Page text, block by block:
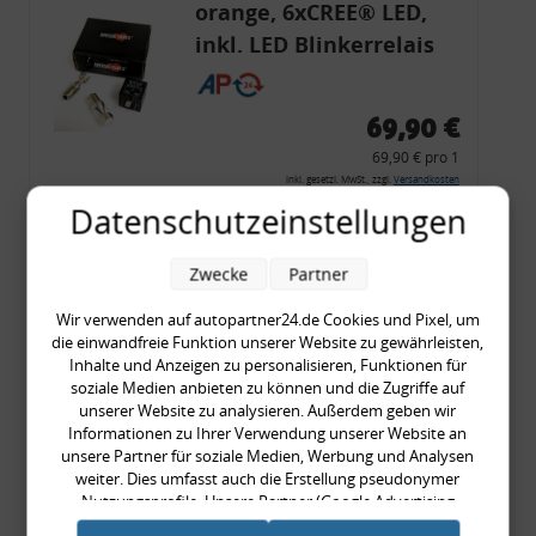
orange, 6xCREE® LED,
inkl. LED Blinkerrelais
CF 14
69,90 €
69,90 € pro 1
inkl. gesetzl. MwSt., zzgl. Versandkosten
Merkzettel
Zum Artikel
Rückleuchtenband mit
Blinker, rot, US-Ecken,
Audi 80 Cabrio, Typ 89,
OE-Nr.: 8G0945225 +
8G0945225C
999,99 €
Datenschutzeinstellungen
Wir verwenden auf autopartner24.de Cookies und Pixel, um
die einwandfreie Funktion unserer Website zu gewährleisten,
Inhalte und Anzeigen zu personalisieren, Funktionen für
soziale Medien anbieten zu können und die Zugriffe auf
unserer Website zu analysieren. Außerdem geben wir
Informationen zu Ihrer Verwendung unserer Website an
unsere Partner für soziale Medien, Werbung und Analysen
weiter. Dies umfasst auch die Erstellung pseudonymer
Nutzungsprofile. Unsere Partner (Google Advertising
Products) führen diese Informationen möglicherweise mit
Zwecke Partner